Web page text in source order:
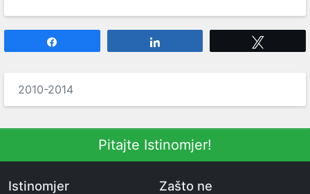
2010-2014
Pitajte Istinomjer!
Istinomjer Zašto ne